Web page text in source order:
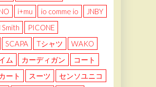
i+mu io comme io
JNBY
Smith
PICONE
SCAPA Tシャツ
WAKO
ム カーディガン
コート
ート スーツ
センソユニコ